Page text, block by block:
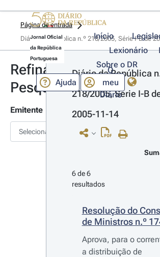
Jornal Oficial
da República
Portuguesa
Início
Lexionário
Sobre o DR
Ajuda
O
meu
Diário
Página de entrada
Diário da República n.º 218/2005, Série I-B de
Refinar
Pesquisa
Emitente
Selecionar
Diário da República
218/2005, Série I-B
2005-11-14
6 de 6
resultados
Resolução do
de Ministros n.º
Aprova, para o
a distribuição de